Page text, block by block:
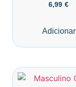
6,99 €
Adicionar